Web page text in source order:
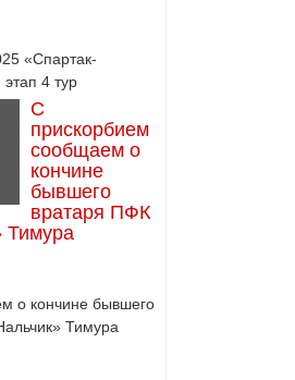
«Спартак-
4 тур
С
прискорбием
сообщаем о
кончине
бывшего
вратаря ПФК
Тимура
о кончине бывшего
Тимура